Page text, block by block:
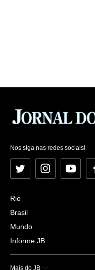
Nos siga nas redes sociais!
Twitter Instagram
Rio
Brasil
Mundo
Informe JB
Mais do JB